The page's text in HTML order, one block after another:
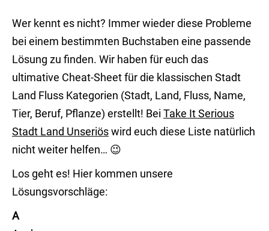
Wer kennt es nicht? Immer wieder diese Probleme
bei einem bestimmten Buchstaben eine passende
Lösung zu finden. Wir haben für euch das
ultimative Cheat-Sheet für die klassischen Stadt
Land Fluss Kategorien (Stadt, Land, Fluss, Name,
Tier, Beruf, Pflanze) erstellt! Bei Take It Serious
Stadt Land Unseriöswird euch diese Liste natürlich
nicht weiter helfen… 😉
Los geht es! Hier kommen unsere
Lösungsvorschläge:
A